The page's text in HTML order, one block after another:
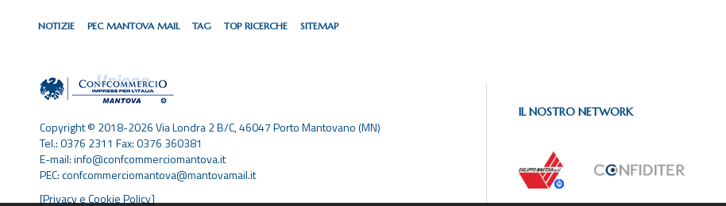
NOTIZIE PEC MANTOVA MAIL TAG TOP RICERCHE SITEMAP
Copyright © 2018-2026 Via Londra 2 B/C, 46047 Porto Mantovano (MN)
Tel.: 0376 2311 Fax: 0376 360381
E-mail: info@confcommerciomantova.it
PEC: confcommerciomantova@mantovamail.it
[Privacy e Cookie Policy]
IL NOSTRO NETWORK